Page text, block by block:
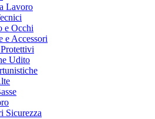
Lavoro
e Occhi
e Accessori
Udito
Sicurezza